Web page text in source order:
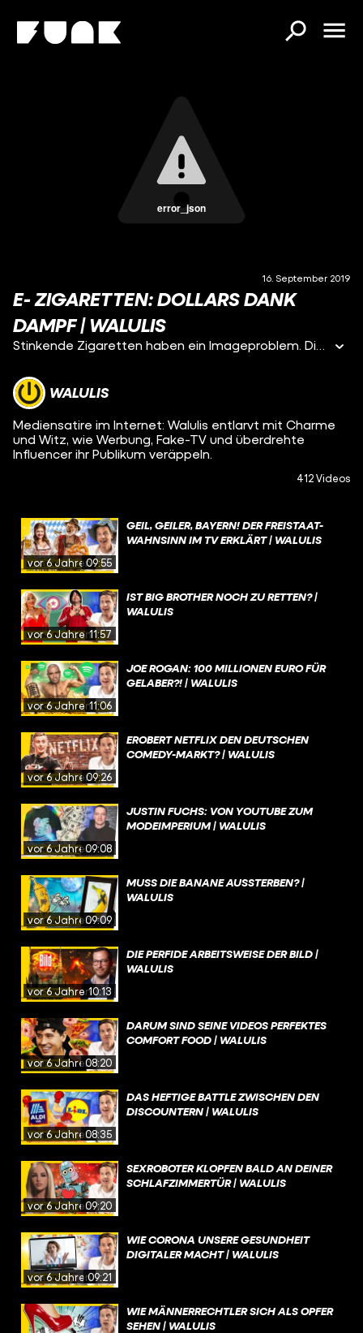
error_json
16. September 2019
E- ZIGARETTEN: DOLLARS DANK
DAMPF | WALULIS
Stinkende Zigaretten haben ein Imageproblem. Die Tabakindustrie war fast abgebrannt. Doch eine revolutionären Erfindung wendete das Blatt. Die Idee: Dollars dank Dampf! Die E-Zigarette kam auf den Markt. Genau, das sind diese USB-Sticks mit Schlumpf-Furz-Aroma. Die neuen und “trendigen” Glimmstängel gehen vor allem bei jungen Leuten durch die Decke. Und das bedeutet: Big Business. 2017 wurden in Deutschland mit E-Zigaretten und Liquids rund 600 Millionen Euro umgesetzt. Seit 2010 hat sich der Umsatz damit fast verhundertzwanzigfacht! Viele Hersteller wie Myblu, Vype, Ploom und Iqos werben damit, dass Dampfen das bessere Rauchen ist. Warum die Idee der E-Zigarette gar nicht so neu ist und warum die blinkenden Zauberstäbe zum Saugen gerade bei der jungen Generation ankommen - jetzt!
WALULIS
Mediensatire im Internet: Walulis entlarvt mit Charme
und Witz, wie Werbung, Fake-TV und überdrehte
Influencer ihr Publikum veräppeln.
412 Videos
vor 6 Jahren09:55
GEIL, GEILER, BAYERN! DER FREISTAAT-
WAHNSINN IM TV ERKLÄRT | WALULIS
vor 6 Jahren11:57
IST BIG BROTHER NOCH ZU RETTEN? |
WALULIS
vor 6 Jahren11:06
JOE ROGAN: 100 MILLIONEN EURO FÜR
GELABER?! | WALULIS
vor 6 Jahren09:26
EROBERT NETFLIX DEN DEUTSCHEN
COMEDY-MARKT? | WALULIS
vor 6 Jahren09:08
JUSTIN FUCHS: VON YOUTUBE ZUM
MODEIMPERIUM | WALULIS
vor 6 Jahren09:09
MUSS DIE BANANE AUSSTERBEN? |
WALULIS
vor 6 Jahren10:13
DIE PERFIDE ARBEITSWEISE DER BILD |
WALULIS
vor 6 Jahren08:20
DARUM SIND SEINE VIDEOS PERFEKTES
COMFORT FOOD | WALULIS
vor 6 Jahren08:35
DAS HEFTIGE BATTLE ZWISCHEN DEN
DISCOUNTERN | WALULIS
vor 6 Jahren09:20
SEXROBOTER KLOPFEN BALD AN DEINER
SCHLAFZIMMERTÜR | WALULIS
vor 6 Jahren09:21
WIE CORONA UNSERE GESUNDHEIT
DIGITALER MACHT | WALULIS
WIE MÄNNERRECHTLER SICH ALS OPFER
SEHEN | WALULIS